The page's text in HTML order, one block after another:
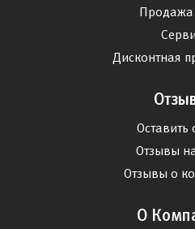
Продажа
Дисконтная
Оставить
Отзывы
Отзывы о
О